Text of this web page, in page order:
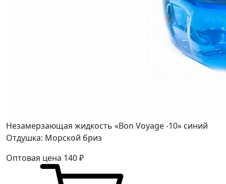
Незамерзающая жидкость «Bon Voyage -10» синий
Отдушка: Морской бриз
Оптовая цена 140₽